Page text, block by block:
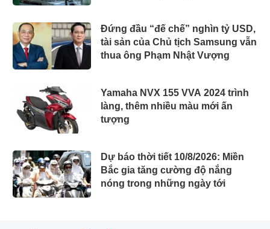
Đứng đầu “đế chế” nghìn tỷ USD,
tài sản của Chủ tịch Samsung vẫn
thua ông Phạm Nhật Vượng
Yamaha NVX 155 VVA 2024 trình
làng, thêm nhiều màu mới ấn
tượng
Dự báo thời tiết 10/8/2026: Miền
Bắc gia tăng cường độ nắng
nóng trong những ngày tới